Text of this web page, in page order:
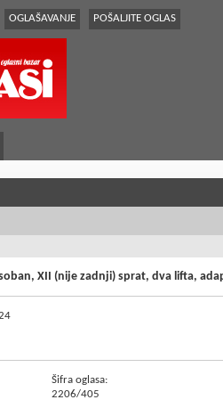
OGLAŠAVANJE POŠALJITE OGLAS
XII (nije zadnji) sprat, dva lifta,
Šifra oglasa:
2206/405